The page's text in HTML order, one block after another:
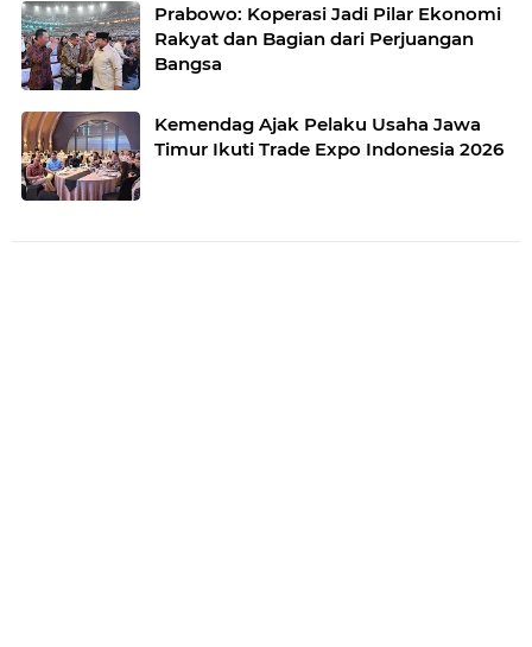
Prabowo: Koperasi Jadi Pilar Ekonomi
Rakyat dan Bagian dari Perjuangan
Bangsa
Kemendag Ajak Pelaku Usaha Jawa
Timur Ikuti Trade Expo Indonesia 2026